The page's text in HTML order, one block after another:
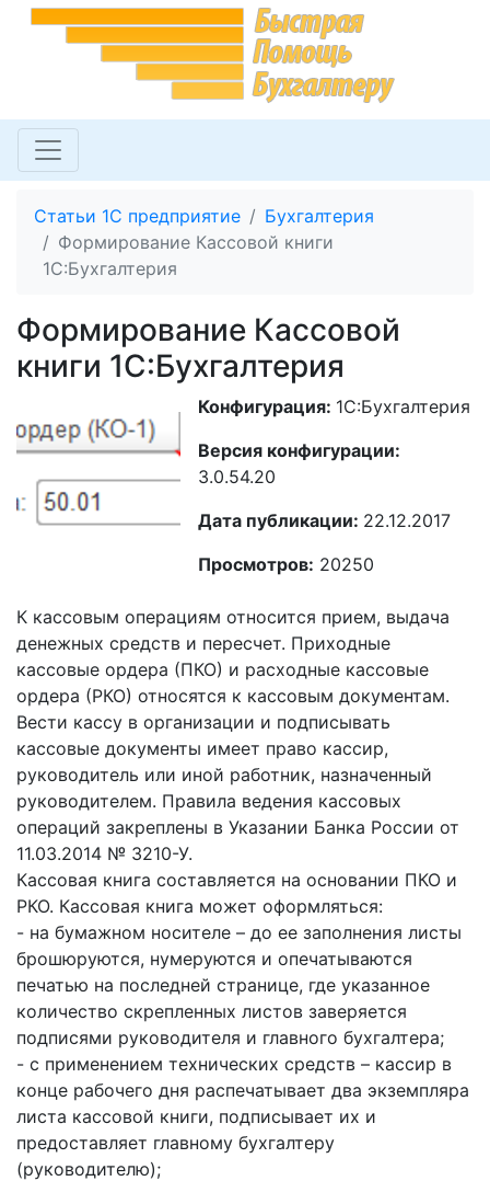
Статьи 1С предприятие
Бухгалтерия
Формирование Кассовой книги
1С:Бухгалтерия
Формирование Кассовой
книги 1С:Бухгалтерия
Конфигурация: 1С:Бухгалтерия
Версия конфигурации:
3.0.54.20
Дата публикации: 22.12.2017
Просмотров: 20250
К кассовым операциям относится прием, выдача
денежных средств и пересчет. Приходные
кассовые ордера (ПКО) и расходные кассовые
ордера (РКО) относятся к кассовым документам.
Вести кассу в организации и подписывать
кассовые документы имеет право кассир,
руководитель или иной работник, назначенный
руководителем. Правила ведения кассовых
операций закреплены в Указании Банка России от
11.03.2014 № 3210-У.
Кассовая книга составляется на основании ПКО и
РКО. Кассовая книга может оформляться:
- на бумажном носителе – до ее заполнения листы
брошюруются, нумеруются и опечатываются
печатью на последней странице, где указанное
количество скрепленных листов заверяется
подписями руководителя и главного бухгалтера;
- с применением технических средств – кассир в
конце рабочего дня распечатывает два экземпляра
листа кассовой книги, подписывает их и
предоставляет главному бухгалтеру
(руководителю);